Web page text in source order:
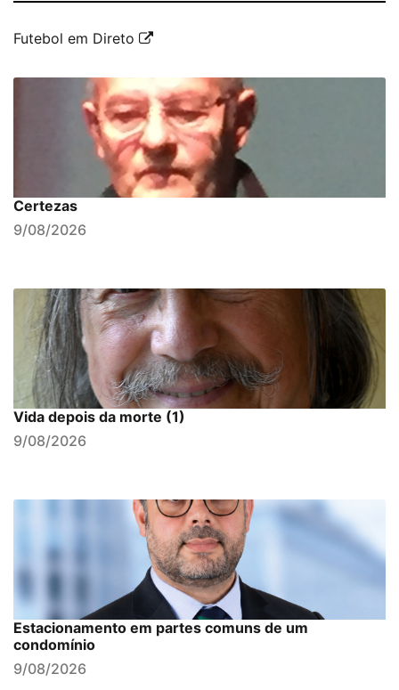
Futebol em Direto
Certezas
9/08/2026
Vida depois da morte (1)
9/08/2026
Estacionamento em partes comuns de um
condomínio
9/08/2026